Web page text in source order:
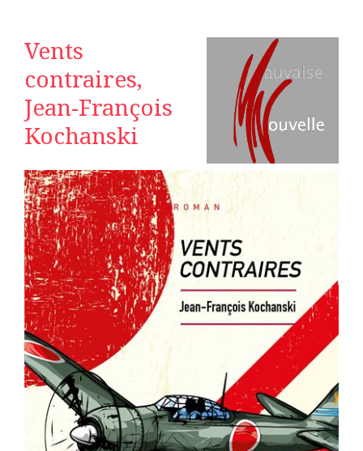
Vents
contraires,
Jean-François
Kochanski